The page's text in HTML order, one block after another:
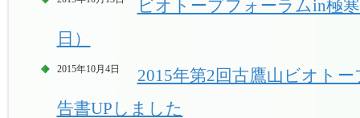
ビオトープフォーラムin極
日）
2015年10月4日
2015年第2回古鷹山ビオト
告書UPしました